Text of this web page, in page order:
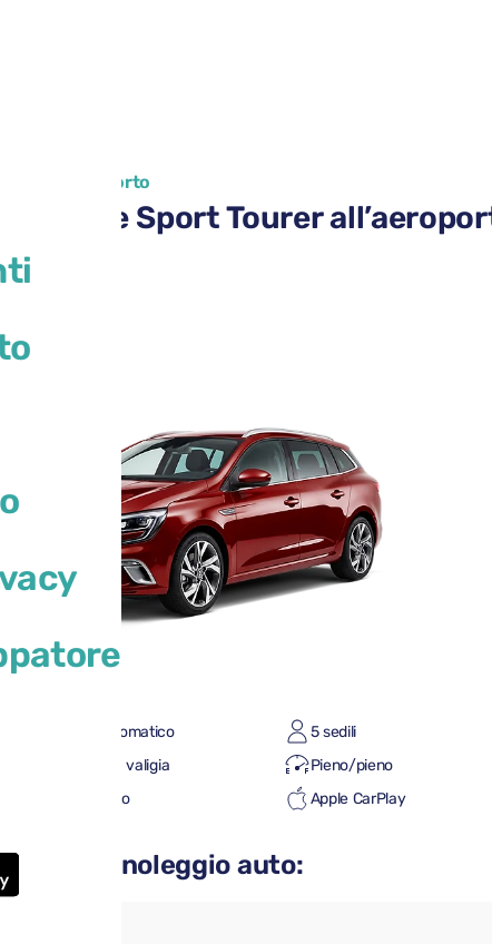
di Porto
Megane Sport Tourer
Cambio automatico
5 sedili
Una piccola valigia
Pieno/pieno
Android Auto
Apple CarPlay
al tuo noleggio auto: